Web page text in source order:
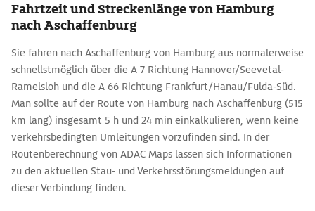
Fahrtzeit und Streckenlänge von Hamburg
nach Aschaffenburg
Sie fahren nach Aschaffenburg von Hamburg aus normalerweise
schnellstmöglich über die A 7 Richtung Hannover/Seevetal-
Ramelsloh und die A 66 Richtung Frankfurt/Hanau/Fulda-Süd.
Man sollte auf der Route von Hamburg nach Aschaffenburg (515
km lang) insgesamt 5 h und 24 min einkalkulieren, wenn keine
verkehrsbedingten Umleitungen vorzufinden sind. In der
Routenberechnung von ADAC Maps lassen sich Informationen
zu den aktuellen Stau- und Verkehrsstörungsmeldungen auf
dieser Verbindung finden.